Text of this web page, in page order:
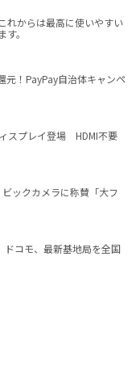
れからは最高に使いやすい
。
元！PayPay自治体キャンペ
スプレイ登場 HDMI不要
ックカメラに称賛「大フ
コモ、最新基地局を全国